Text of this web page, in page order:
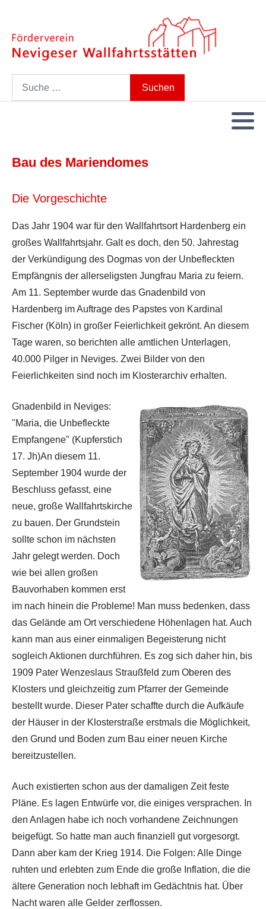
Suchen
Bau des Mariendomes
Die Vorgeschichte
Das Jahr 1904 war für den Wallfahrtsort Hardenberg ein
großes Wallfahrtsjahr. Galt es doch, den 50. Jahrestag
der Verkündigung des Dogmas von der Unbefleckten
Empfängnis der allerseligsten Jungfrau Maria zu feiern.
Am 11. September wurde das Gnadenbild von
Hardenberg im Auftrage des Papstes von Kardinal
Fischer (Köln) in großer Feierlichkeit gekrönt. An diesem
Tage waren, so berichten alle amtlichen Unterlagen,
40.000 Pilger in Neviges. Zwei Bilder von den
Feierlichkeiten sind noch im Klosterarchiv erhalten.
Gnadenbild in Neviges:
"Maria, die Unbefleckte
Empfangene" (Kupferstich
17. Jh)An diesem 11.
September 1904 wurde der
Beschluss gefasst, eine
neue, große Wallfahrtskirche
zu bauen. Der Grundstein
sollte schon im nächsten
Jahr gelegt werden. Doch
wie bei allen großen
Bauvorhaben kommen erst
im nach hinein die Probleme! Man muss bedenken, dass
das Gelände am Ort verschiedene Höhenlagen hat. Auch
kann man aus einer einmaligen Begeisterung nicht
sogleich Aktionen durchführen. Es zog sich daher hin, bis
1909 Pater Wenzeslaus Straußfeld zum Oberen des
Klosters und gleichzeitig zum Pfarrer der Gemeinde
bestellt wurde. Dieser Pater schaffte durch die Aufkäufe
der Häuser in der Klosterstraße erstmals die Möglichkeit,
den Grund und Boden zum Bau einer neuen Kirche
bereitzustellen.
Auch existierten schon aus der damaligen Zeit feste
Pläne. Es lagen Entwürfe vor, die einiges versprachen. In
den Anlagen habe ich noch vorhandene Zeichnungen
beigefügt. So hatte man auch finanziell gut vorgesorgt.
Dann aber kam der Krieg 1914. Die Folgen: Alle Dinge
ruhten und erlebten zum Ende die große Inflation, die die
ältere Generation noch lebhaft im Gedächtnis hat. Über
Nacht waren alle Gelder zerflossen.